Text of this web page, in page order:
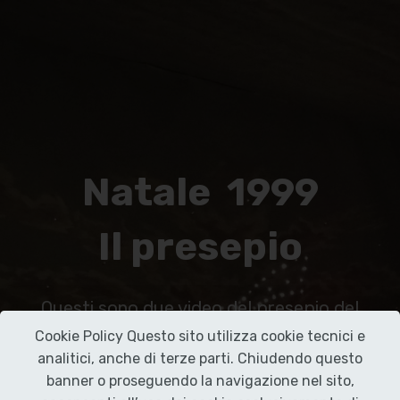
Natale 1999
Il presepio
Questi sono due video del presepio del
Natale 1999
descritto dai ragazzi di Fontanelle.
Cookie Policy Questo sito utilizza cookie tecnici e
analitici, anche di terze parti. Chiudendo questo
banner o proseguendo la navigazione nel sito,